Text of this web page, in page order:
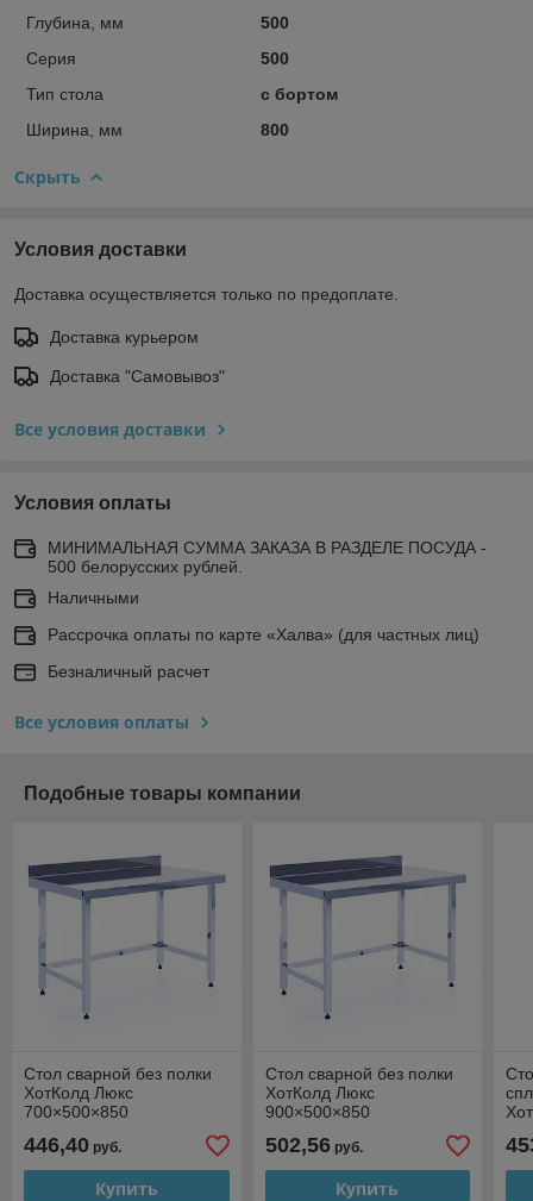
Глубина, мм
500
Серия
500
Тип стола
с бортом
Ширина, мм
800
Скрыть
Условия доставки
Доставка осуществляется только по предоплате.
Доставка курьером
Доставка "Самовывоз"
Все условия доставки
Условия оплаты
МИНИМАЛЬНАЯ СУММА ЗАКАЗА В РАЗДЕЛЕ ПОСУДА -
500 белорусских рублей.
Наличными
Рассрочка оплаты по карте «Халва» (для частных лиц)
Безналичный расчет
Все условия оплаты
Подобные товары компании
Стол сварной без полки
ХотКолд Люкс
700×500×850
446,40 руб.
Купить
Стол сварной без полки
ХотКолд Люкс
900×500×850
502,56руб.
Купить